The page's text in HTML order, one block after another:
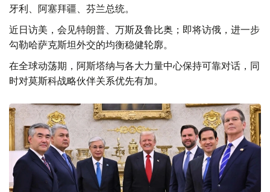
牙利、阿塞拜疆、芬兰总统。
近日访美，会见特朗普、万斯及鲁比奥；即将访俄，进一步
勾勒哈萨克斯坦外交的均衡稳健轮廓。
在全球动荡期，阿斯塔纳与各大力量中心保持可靠对话，同
时对莫斯科战略伙伴关系优先有加。